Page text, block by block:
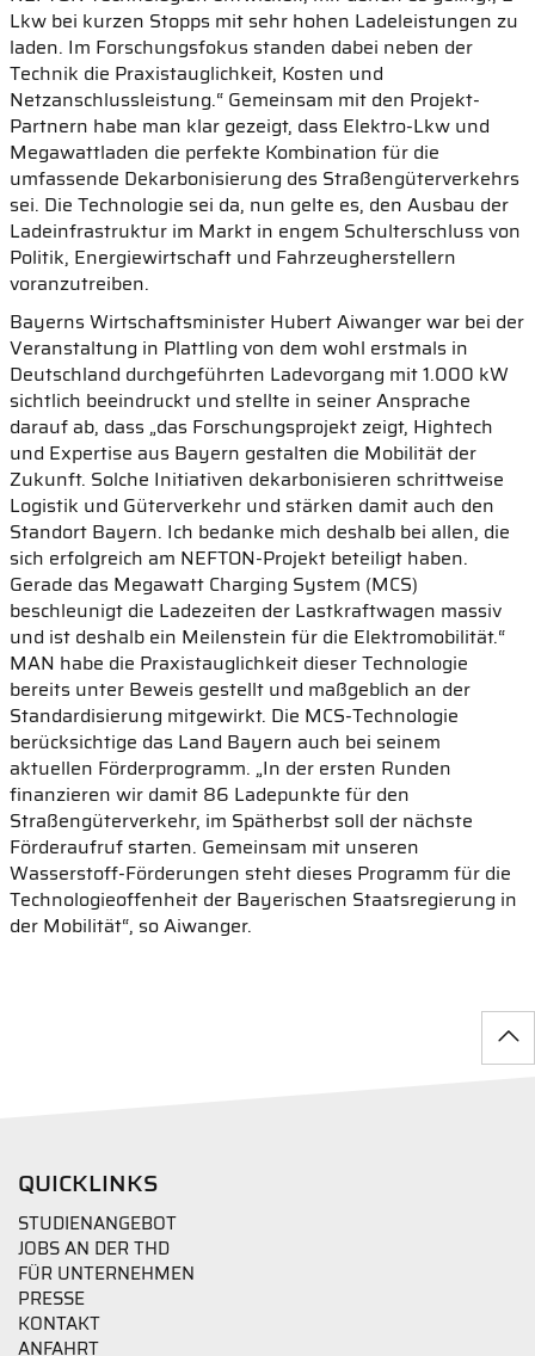
Lkw bei kurzen Stopps mit sehr hohen Ladeleistungen zu
laden. Im Forschungsfokus standen dabei neben der
Technik die Praxistauglichkeit, Kosten und
Netzanschlussleistung.“ Gemeinsam mit den Projekt-
Partnern habe man klar gezeigt, dass Elektro-Lkw und
Megawattladen die perfekte Kombination für die
umfassende Dekarbonisierung des Straßengüterverkehrs
sei. Die Technologie sei da, nun gelte es, den Ausbau der
Ladeinfrastruktur im Markt in engem Schulterschluss von
Politik, Energiewirtschaft und Fahrzeugherstellern
voranzutreiben.
Bayerns Wirtschaftsminister Hubert Aiwanger war bei der
Veranstaltung in Plattling von dem wohl erstmals in
Deutschland durchgeführten Ladevorgang mit 1.000 kW
sichtlich beeindruckt und stellte in seiner Ansprache
darauf ab, dass „das Forschungsprojekt zeigt, Hightech
und Expertise aus Bayern gestalten die Mobilität der
Zukunft. Solche Initiativen dekarbonisieren schrittweise
Logistik und Güterverkehr und stärken damit auch den
Standort Bayern. Ich bedanke mich deshalb bei allen, die
sich erfolgreich am NEFTON-Projekt beteiligt haben.
Gerade das Megawatt Charging System (MCS)
beschleunigt die Ladezeiten der Lastkraftwagen massiv
und ist deshalb ein Meilenstein für die Elektromobilität.“
MAN habe die Praxistauglichkeit dieser Technologie
bereits unter Beweis gestellt und maßgeblich an der
Standardisierung mitgewirkt. Die MCS-Technologie
berücksichtige das Land Bayern auch bei seinem
aktuellen Förderprogramm. „In der ersten Runden
finanzieren wir damit 86 Ladepunkte für den
Straßengüterverkehr, im Spätherbst soll der nächste
Förderaufruf starten. Gemeinsam mit unseren
Wasserstoff-Förderungen steht dieses Programm für die
Technologieoffenheit der Bayerischen Staatsregierung in
der Mobilität“, so Aiwanger.
QUICKLINKS
STUDIENANGEBOT
JOBS AN DER THD
FÜR UNTERNEHMEN
PRESSE
KONTAKT
ANFAHRT